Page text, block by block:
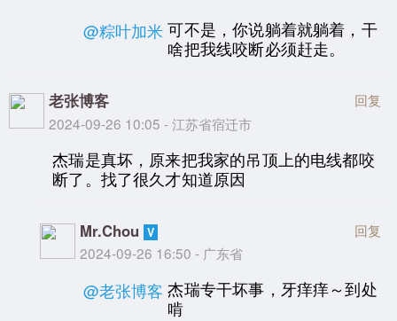
@粽叶加米 可不是，你说躺着就躺着，干
啥把我线咬断必须赶走。
老张博客
2024-09-26 10:05 - 江苏省宿迁市
回复
杰瑞是真坏，原来把我家的吊顶上的电线都咬
断了。找了很久才知道原因
Mr.Chou
2024-09-26 16:50 - 广东省
回复
@老张博客 杰瑞专干坏事，牙痒痒～到处
啃